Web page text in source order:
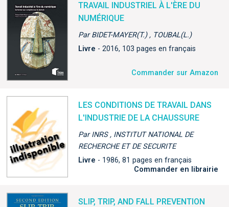
TRAVAIL INDUSTRIEL À L'ÈRE DU
NUMÉRIQUE
Par BIDET-MAYER(T.) , TOUBAL(L.)
Livre - 2016, 103 pages en français
Commander sur Amazon
LES CONDITIONS DE TRAVAIL DANS
L'INDUSTRIE DE LA CHAUSSURE
Par INRS , INSTITUT NATIONAL DE
RECHERCHE ET DE SECURITE
Livre - 1986, 81 pages en français
Commander en librairie
SLIP, TRIP, AND FALL PREVENTION